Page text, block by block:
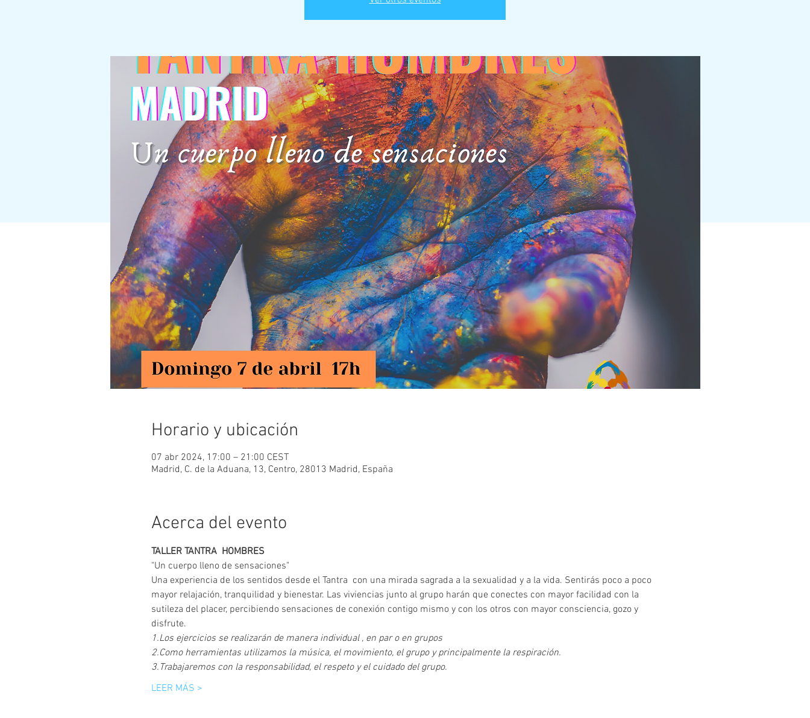
Horario y ubicación
07 abr 2024, 17:00 – 21:00 CEST
Madrid, C. de la Aduana, 13, Centro, 28013 Madrid, España
Acerca del evento
TALLER TANTRA  HOMBRES
"Un cuerpo lleno de sensaciones"
Una experiencia de los sentidos desde el Tantra  con una mirada sagrada a la sexualidad y a la vida. Sentirás poco a poco
mayor relajación, tranquilidad y bienestar. Las viviencias junto al grupo harán que conectes con mayor facilidad con la
sutileza del placer, percibiendo sensaciones de conexión contigo mismo y con los otros con mayor consciencia, gozo y
disfrute.
1.Los ejercicios se realizarán de manera individual , en par o en grupos
2.Como herramientas utilizamos la música, el movimiento, el grupo y principalmente la respiración.
3.Trabajaremos con la responsabilidad, el respeto y el cuidado del grupo.
LEER MÁS >